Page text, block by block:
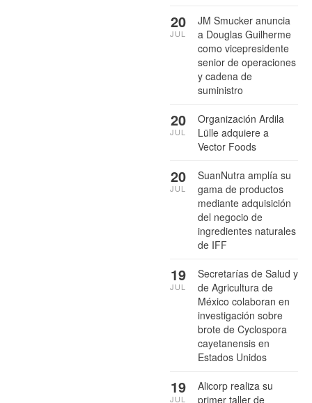
JM Smucker anuncia
a Douglas Guilherme
como vicepresidente
senior de operaciones
y cadena de
suministro
20
JUL
Organización Ardila
Lülle adquiere a
Vector Foods
20
JUL
SuanNutra amplía su
gama de productos
mediante adquisición
del negocio de
ingredientes naturales
de IFF
20
JUL
Secretarías de Salud y
de Agricultura de
México colaboran en
investigación sobre
brote de Cyclospora
cayetanensis en
Estados Unidos
19
JUL
Alicorp realiza su
primer taller de
19
JUL